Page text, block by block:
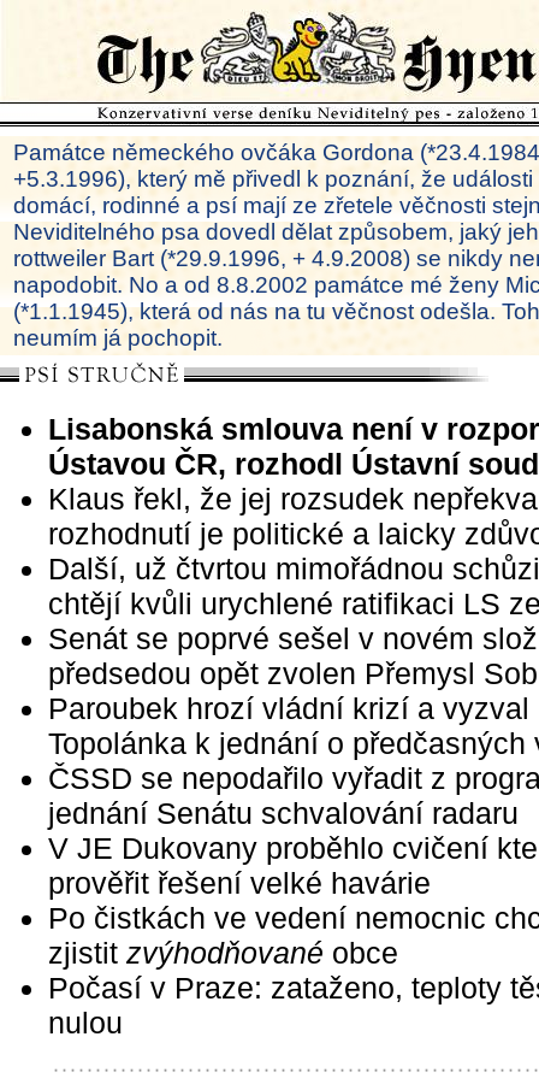
Památce německého ovčáka Gordona
+5.3.1996), který mě přivedl k poznání, že
domácí, rodinné a psí mají ze zřetele věčnosti
Neviditelného psa dovedl dělat způsobem, jaký
rottweiler Bart (*29.9.1996, + 4.9.2008) se nikdy
napodobit. No a od 8.8.2002 památce mé ženy
(*1.1.1945), která od nás na tu věčnost odešla.
neumím já pochopit.
Lisabonská smlouva není v
Ústavou ČR, rozhodl Ústavní soud
Klaus řekl, že jej rozsudek
rozhodnutí je politické a laicky
Další, už čtvrtou mimořádnou
chtějí kvůli urychlené ratifikaci LS
Senát se poprvé sešel v novém
předsedou opět zvolen Přemysl
Paroubek hrozí vládní krizí a vyzval
Topolánka k jednání o předčasných
ČSSD se nepodařilo vyřadit z
jednání Senátu schvalování radaru
V JE Dukovany proběhlo cvičení
prověřit řešení velké havárie
Po čistkách ve vedení nemocnic
zjistit zvýhodňované obce
Počasí v Praze: zataženo, teploty
nulou